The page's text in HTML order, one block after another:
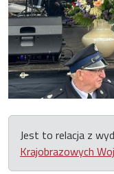
Jest to relacja z
Krajobrazowych